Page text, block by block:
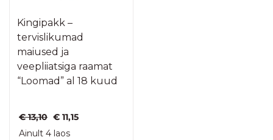
Kingipakk –
tervislikumad
maiused ja
veepliiatsiga raamat
“Loomad” al 18 kuud
€13,10 Algne
hind
€ 11,15Praegune
Ainult 4 laos